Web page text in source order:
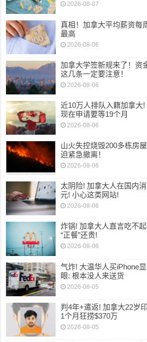
2026-08-07
真相！加拿大平均薪资每
最高
2026-08-06
加拿大学签新规来了！资
这几条一定要注意！
2026-08-06
近10万人排队入籍加拿大
现在申请要等19个月
2026-08-06
山火失控烧毁200多栋房
迫紧急撤离！
2026-08-06
太阴险! 加拿大人在国内
元! 小心这类网站!
2026-08-06
炸锅! 加拿大人直言吃不
“正餐”还贵!
2026-08-06
气炸! 大温华人买iPhone
眼: 根本没人来送货
2026-08-05
判4年+遣返! 加拿大22岁
1个月狂捞$370万
2026-08-05